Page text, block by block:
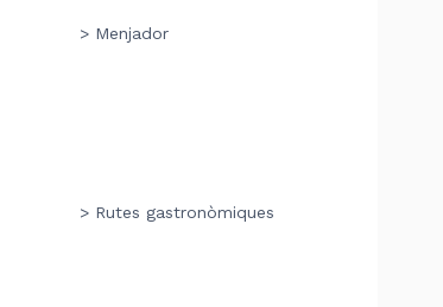
> Menjador
> Rutes gastronòmiques